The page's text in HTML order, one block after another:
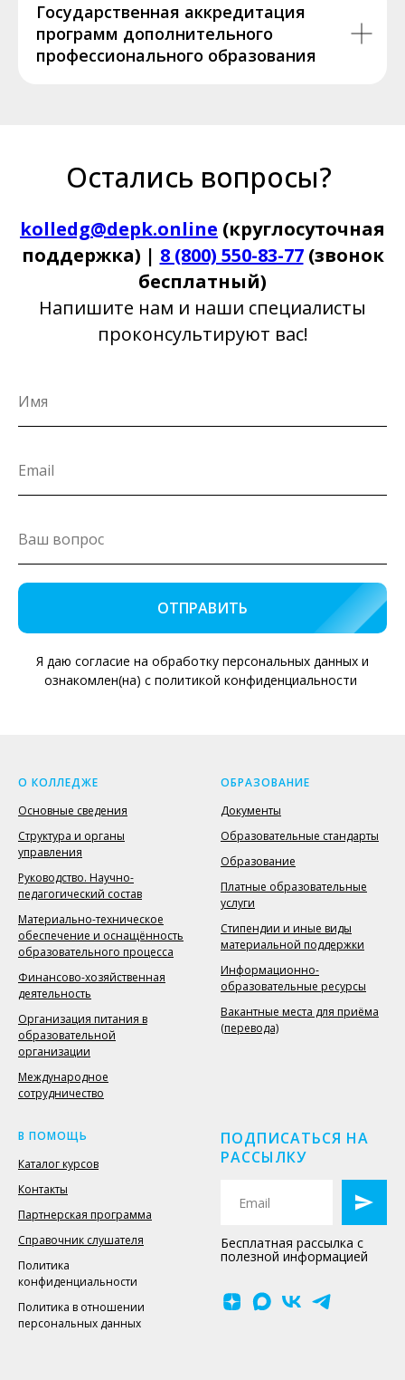
Государственная аккредитация
программ дополнительного
профессионального образования
Остались вопросы?
kolledg@depk.online (круглосуточная
поддержка) | 8 (800) 550-83-77(звонок
бесплатный)
Напишите нам и наши специалисты
проконсультируют вас!
ОТПРАВИТЬ
Я даю согласие на обработку персональных данных и
ознакомлен(на) с политикой конфиденциальности
О КОЛЛЕДЖЕ
Основные сведения
Структура и органы
управления
Руководство. Научно-
педагогический состав
Материально-техническое
обеспечение и оснащённость
образовательного процесса
Финансово-хозяйственная
деятельность
Организация питания в
образовательной
организации
Международное
сотрудничество
ОБРАЗОВАНИЕ
Документы
Образовательные стандарты
Образование
Платные образовательные
услуги
Стипендии и иные виды
материальной поддержки
Информационно-
образовательные ресурсы
Вакантные места для приёма
(перевода)
В ПОМОЩЬ
Каталог курсов
Контакты
Партнерская программа
Справочник слушателя
Политика
конфиденциальности
Политика в отношении
персональных данных
ПОДПИСАТЬСЯ НА
РАССЫЛКУ
Бесплатная рассылка с
полезной информацией